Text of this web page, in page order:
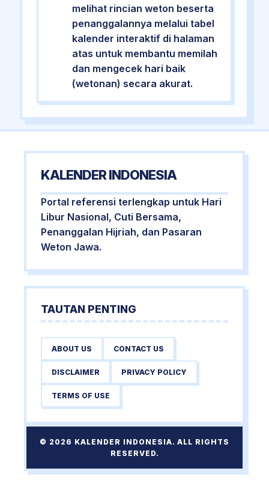
melihat rincian weton beserta
penanggalannya melalui tabel
kalender interaktif di halaman
atas untuk membantu memilah
dan mengecek hari baik
(wetonan) secara akurat.
KALENDER INDONESIA
Portal referensi terlengkap untuk Hari
Libur Nasional, Cuti Bersama,
Penanggalan Hijriah, dan Pasaran
Weton Jawa.
TAUTAN PENTING
ABOUT US CONTACT US
DISCLAIMER PRIVACY POLICY
TERMS OF USE
© 2026 KALENDER INDONESIA. ALL RIGHTS
RESERVED.